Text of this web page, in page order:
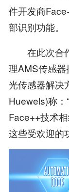
件开发商
部识别功能。
在此次合作
理AMS传感
光传感器解决
Huewels)称
Face++技术
这些受欢迎的